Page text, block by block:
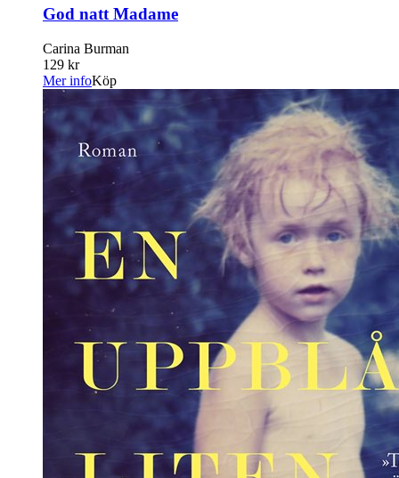
God natt Madame
Carina Burman
129 kr
Mer infoKöp